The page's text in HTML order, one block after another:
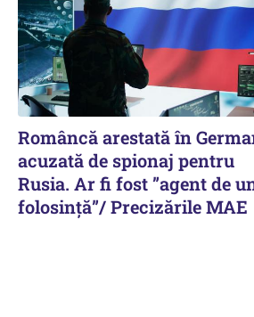
Româncă arestată în
acuzată de spionaj pentru
Rusia. Ar fi fost ”agent de
folosință”/ Precizările MAE